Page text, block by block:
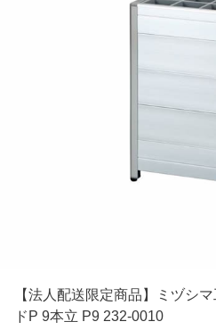
【法人配送限定商品】ミヅシ
ドP 9本立 P9 232-0010